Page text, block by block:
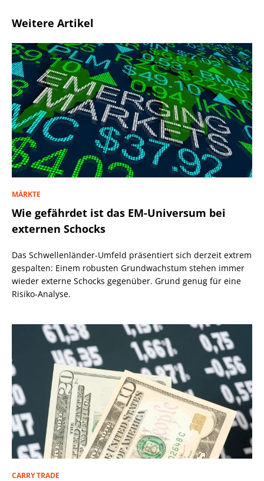
Weitere Artikel
MÄRKTE
Wie gefährdet ist das EM-Universum bei
externen Schocks
Das Schwellenländer-Umfeld präsentiert sich derzeit extrem
gespalten: Einem robusten Grundwachstum stehen immer
wieder externe Schocks gegenüber. Grund genug für eine
Risiko-Analyse.
CARRY TRADE